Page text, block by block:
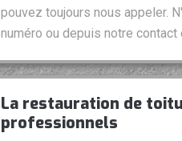
pouvez toujours nous appeler.
numéro ou depuis notre contact
La restauration de
professionnels